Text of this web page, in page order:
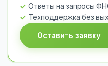
Ответы на запросы
Техподдержка без
Оставить заявку